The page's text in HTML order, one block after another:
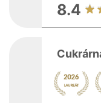
8.4